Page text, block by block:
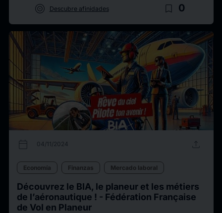
target Descubre afinidades bookmark_border 0
calendar_today 04/11/2024 upload
Economía Finanzas Mercado laboral
Découvrez le BIA, le planeur et les métiers
de l’aéronautique ! - Fédération Française
de Vol en Planeur